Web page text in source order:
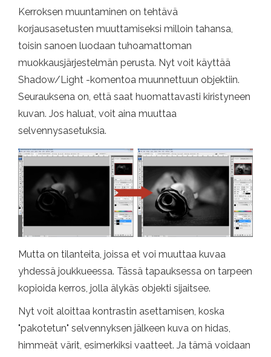
Kerroksen muuntaminen on tehtävä
korjausasetusten muuttamiseksi milloin tahansa,
toisin sanoen luodaan tuhoamattoman
muokkausjärjestelmän perusta. Nyt voit käyttää
Shadow/Light -komentoa muunnettuun objektiin.
Seurauksena on, että saat huomattavasti kiristyneen
kuvan. Jos haluat, voit aina muuttaa
selvennysasetuksia.
Mutta on tilanteita, joissa et voi muuttaa kuvaa
yhdessä joukkueessa. Tässä tapauksessa on tarpeen
kopioida kerros, jolla älykäs objekti sijaitsee.
Nyt voit aloittaa kontrastin asettamisen, koska
"pakotetun" selvennyksen jälkeen kuva on hidas,
himmeät värit, esimerkiksi vaatteet. Ja tämä voidaan